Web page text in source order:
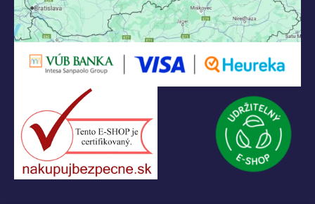
Legáčik s.r.o
Hrnčiarska 2/A
04001 Košice
Slovenská Republika
IČ DPH: SK2023978330
Logo LEGO, minifigures, DUPLO, LEGENDS OF CHIMA, NINJAGO, BIONICLE,
MINDSTORMS a MIXELS sú ochranné známky LEGO Group. ©2026 The
LEGO Group. Všetky práva vyhradené